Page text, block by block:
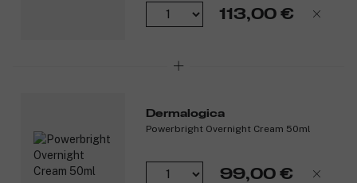
113,00 €
Dermalogica
Powerbright Overnight Cream 50ml
99,00 €